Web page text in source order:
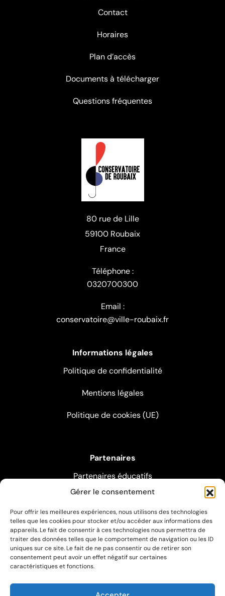
Gérer le consentement
Pour offrir les meilleures expériences, nous utilisons des technologies
telles que les cookies pour stocker et/ou accéder aux informations des
appareils. Le fait de consentir à ces technologies nous permettra de
traiter des données telles que le comportement de navigation ou les ID
uniques sur ce site. Le fait de ne pas consentir ou de retirer son
consentement peut avoir un effet négatif sur certaines
caractéristiques et fonctions.
Contact
Horaires
Plan d’accès
Documents à télécharger
Questions fréquentes
80 rue de Lille
59100 Roubaix
France
Téléphone :
0320700300
Email :
conservatoire@ville-roubaix.fr
Informations légales
Politique de confidentialité
Mentions légales
Politique de cookies (UE)
Partenaires
Partenaires éducatifs
Partenaires pédagogiques
Partenaires artistiques
Suivez-nous sur les réseaux sociaux